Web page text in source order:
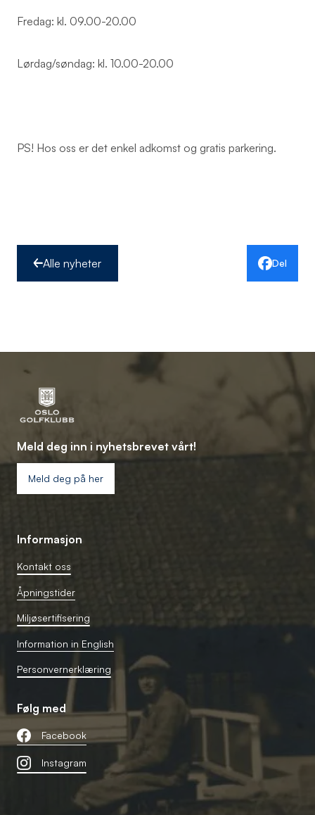
Fredag: kl. 09.00-20.00
Lørdag/søndag: kl. 10.00-20.00
PS! Hos oss er det enkel adkomst og gratis parkering.
Alle nyheter Del
Meld deg inn i nyhetsbrevet vårt!
Meld deg på her
Informasjon
Kontakt oss
Åpningstider
Miljøsertifisering
Information in English
Personvernerklæring
Følg med
Facebook
Instagram